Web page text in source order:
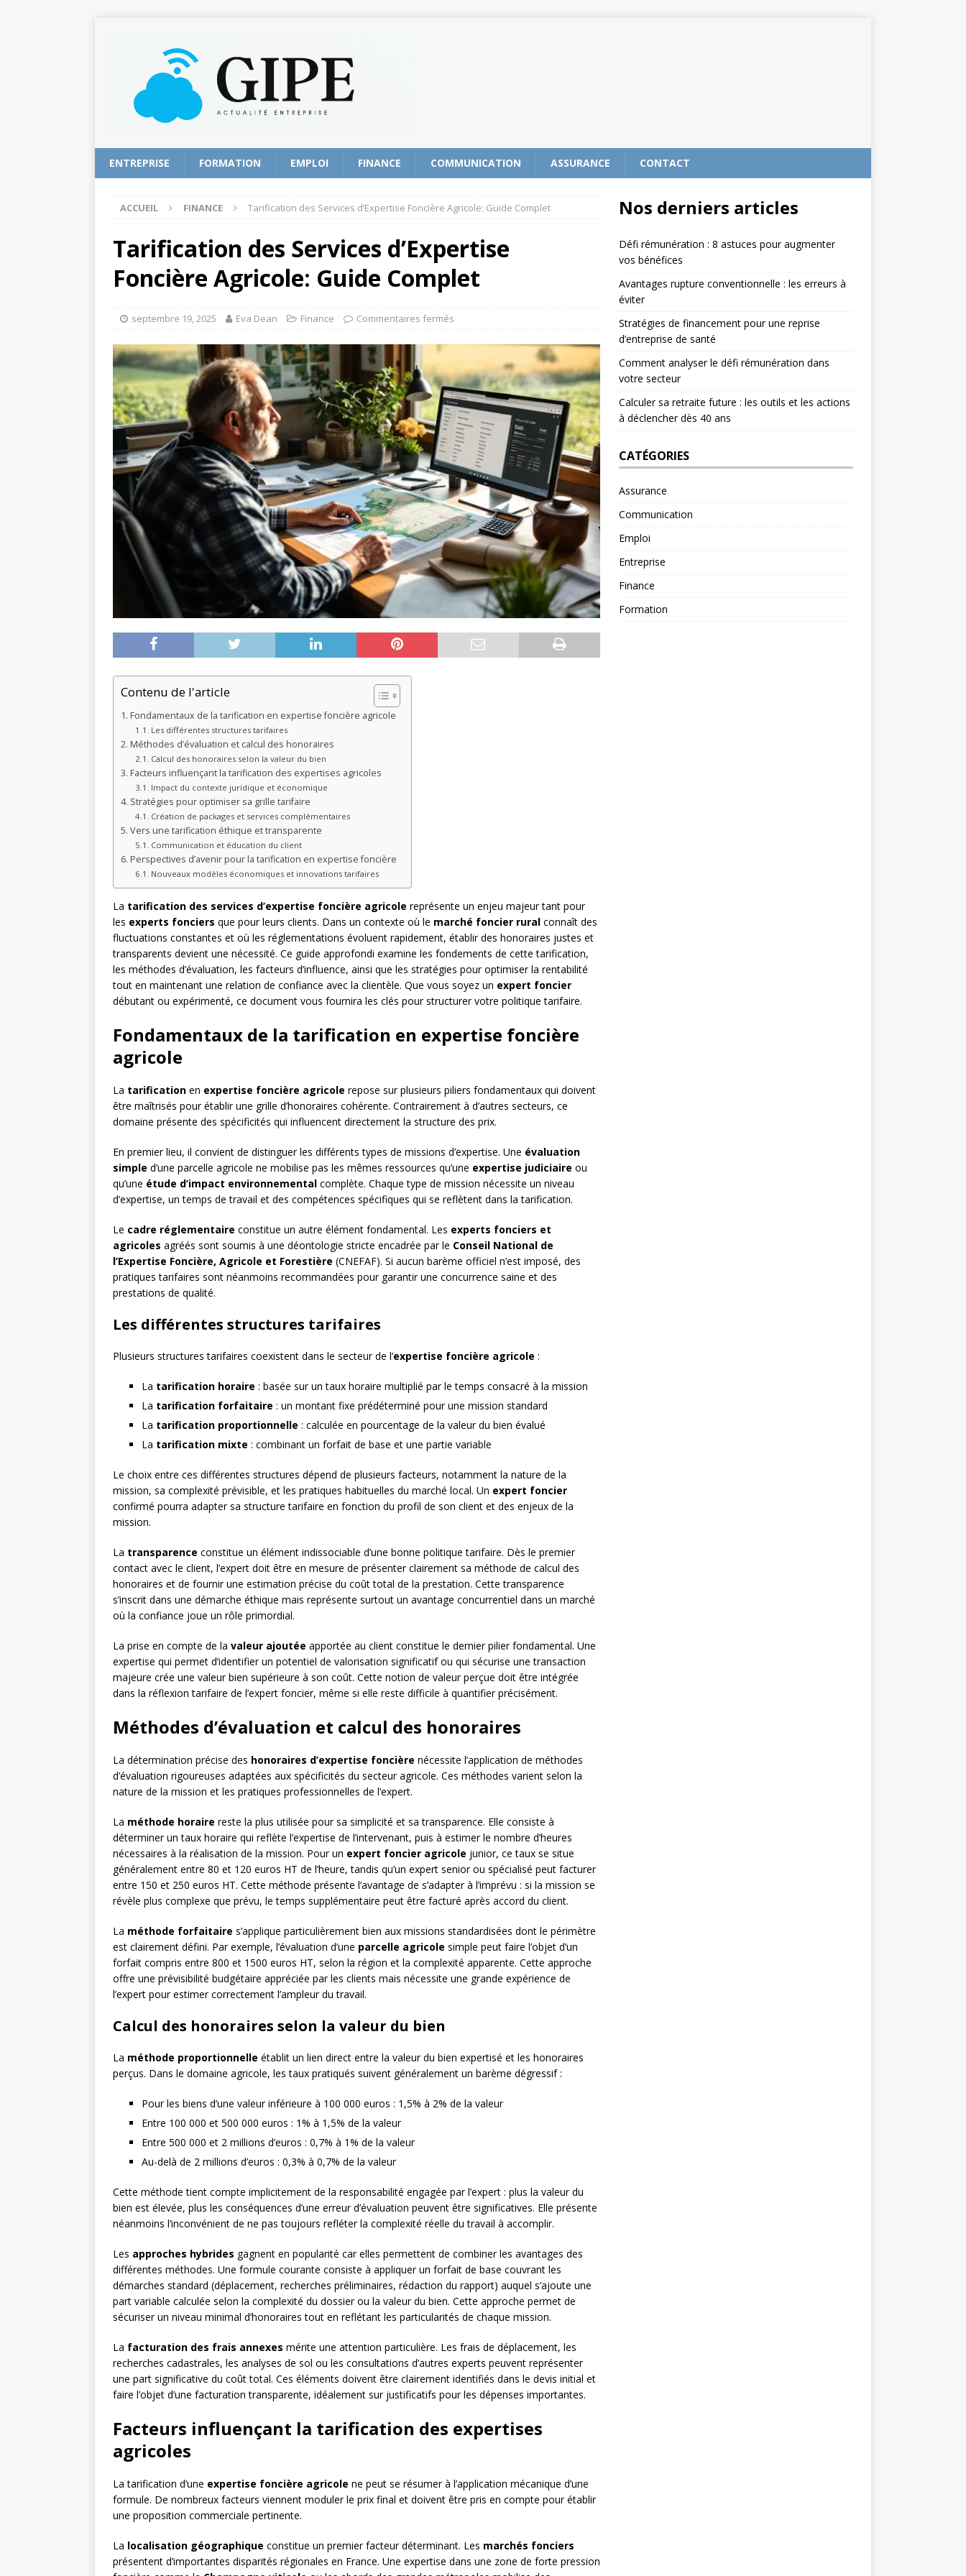
ENTREPRISE FORMATION EMPLOI FINANCE COMMUNICATION ASSURANCE CONTACT
ACCUEIL FINANCE Tarification des Services d’Expertise Foncière Agricole: Guide Complet
Tarification des Services d’Expertise
Foncière Agricole: Guide Complet
septembre 19, 2025 Eva Dean Finance Commentaires fermés
Contenu de l'article
Fondamentaux de la tarification en expertise foncière agricole
Les différentes structures tarifaires
Méthodes d’évaluation et calcul des honoraires
Calcul des honoraires selon la valeur du bien
Facteurs influençant la tarification des expertises agricoles
Impact du contexte juridique et économique
Stratégies pour optimiser sa grille tarifaire
Création de packages et services complémentaires
Vers une tarification éthique et transparente
Communication et éducation du client
Perspectives d’avenir pour la tarification en expertise foncière
Nouveaux modèles économiques et innovations tarifaires
La tarification des services d’expertise foncière agricole représente un enjeu majeur tant pour
les experts fonciers que pour leurs clients. Dans un contexte où le marché foncier rural connaît des
fluctuations constantes et où les réglementations évoluent rapidement, établir des honoraires justes et
transparents devient une nécessité. Ce guide approfondi examine les fondements de cette tarification,
les méthodes d’évaluation, les facteurs d’influence, ainsi que les stratégies pour optimiser la rentabilité
tout en maintenant une relation de confiance avec la clientèle. Que vous soyez un expert foncier
débutant ou expérimenté, ce document vous fournira les clés pour structurer votre politique tarifaire.
Fondamentaux de la tarification en expertise foncière
agricole
La tarification en expertise foncière agricole repose sur plusieurs piliers fondamentaux qui doivent
être maîtrisés pour établir une grille d’honoraires cohérente. Contrairement à d’autres secteurs, ce
domaine présente des spécificités qui influencent directement la structure des prix.
En premier lieu, il convient de distinguer les différents types de missions d’expertise. Une évaluation
simple d’une parcelle agricole ne mobilise pas les mêmes ressources qu’une expertise judiciaire ou
qu’une étude d’impact environnemental complète. Chaque type de mission nécessite un niveau
d’expertise, un temps de travail et des compétences spécifiques qui se reflètent dans la tarification.
Le cadre réglementaire constitue un autre élément fondamental. Les experts fonciers et
agricoles agréés sont soumis à une déontologie stricte encadrée par le Conseil National de
l’Expertise Foncière, Agricole et Forestière (CNEFAF). Si aucun barème officiel n’est imposé, des
pratiques tarifaires sont néanmoins recommandées pour garantir une concurrence saine et des
prestations de qualité.
Les différentes structures tarifaires
Plusieurs structures tarifaires coexistent dans le secteur de l’expertise foncière agricole :
La tarification horaire : basée sur un taux horaire multiplié par le temps consacré à la mission
La tarification forfaitaire : un montant fixe prédéterminé pour une mission standard
La tarification proportionnelle : calculée en pourcentage de la valeur du bien évalué
La tarification mixte : combinant un forfait de base et une partie variable
Le choix entre ces différentes structures dépend de plusieurs facteurs, notamment la nature de la
mission, sa complexité prévisible, et les pratiques habituelles du marché local. Un expert foncier
confirmé pourra adapter sa structure tarifaire en fonction du profil de son client et des enjeux de la
mission.
La transparence constitue un élément indissociable d’une bonne politique tarifaire. Dès le premier
contact avec le client, l’expert doit être en mesure de présenter clairement sa méthode de calcul des
honoraires et de fournir une estimation précise du coût total de la prestation. Cette transparence
s’inscrit dans une démarche éthique mais représente surtout un avantage concurrentiel dans un marché
où la confiance joue un rôle primordial.
La prise en compte de la valeur ajoutée apportée au client constitue le dernier pilier fondamental. Une
expertise qui permet d’identifier un potentiel de valorisation significatif ou qui sécurise une transaction
majeure crée une valeur bien supérieure à son coût. Cette notion de valeur perçue doit être intégrée
dans la réflexion tarifaire de l’expert foncier, même si elle reste difficile à quantifier précisément.
Méthodes d’évaluation et calcul des honoraires
La détermination précise des honoraires d’expertise foncière nécessite l’application de méthodes
d’évaluation rigoureuses adaptées aux spécificités du secteur agricole. Ces méthodes varient selon la
nature de la mission et les pratiques professionnelles de l’expert.
La méthode horaire reste la plus utilisée pour sa simplicité et sa transparence. Elle consiste à
déterminer un taux horaire qui reflète l’expertise de l’intervenant, puis à estimer le nombre d’heures
nécessaires à la réalisation de la mission. Pour un expert foncier agricole junior, ce taux se situe
généralement entre 80 et 120 euros HT de l’heure, tandis qu’un expert senior ou spécialisé peut facturer
entre 150 et 250 euros HT. Cette méthode présente l’avantage de s’adapter à l’imprévu : si la mission se
révèle plus complexe que prévu, le temps supplémentaire peut être facturé après accord du client.
La méthode forfaitaire s’applique particulièrement bien aux missions standardisées dont le périmètre
est clairement défini. Par exemple, l’évaluation d’une parcelle agricole simple peut faire l’objet d’un
forfait compris entre 800 et 1500 euros HT, selon la région et la complexité apparente. Cette approche
offre une prévisibilité budgétaire appréciée par les clients mais nécessite une grande expérience de
l’expert pour estimer correctement l’ampleur du travail.
Calcul des honoraires selon la valeur du bien
La méthode proportionnelle établit un lien direct entre la valeur du bien expertisé et les honoraires
perçus. Dans le domaine agricole, les taux pratiqués suivent généralement un barème dégressif :
Pour les biens d’une valeur inférieure à 100 000 euros : 1,5% à 2% de la valeur
Entre 100 000 et 500 000 euros : 1% à 1,5% de la valeur
Entre 500 000 et 2 millions d’euros : 0,7% à 1% de la valeur
Au-delà de 2 millions d’euros : 0,3% à 0,7% de la valeur
Cette méthode tient compte implicitement de la responsabilité engagée par l’expert : plus la valeur du
bien est élevée, plus les conséquences d’une erreur d’évaluation peuvent être significatives. Elle présente
néanmoins l’inconvénient de ne pas toujours refléter la complexité réelle du travail à accomplir.
Les approches hybrides gagnent en popularité car elles permettent de combiner les avantages des
différentes méthodes. Une formule courante consiste à appliquer un forfait de base couvrant les
démarches standard (déplacement, recherches préliminaires, rédaction du rapport) auquel s’ajoute une
part variable calculée selon la complexité du dossier ou la valeur du bien. Cette approche permet de
sécuriser un niveau minimal d’honoraires tout en reflétant les particularités de chaque mission.
La facturation des frais annexes mérite une attention particulière. Les frais de déplacement, les
recherches cadastrales, les analyses de sol ou les consultations d’autres experts peuvent représenter
une part significative du coût total. Ces éléments doivent être clairement identifiés dans le devis initial et
faire l’objet d’une facturation transparente, idéalement sur justificatifs pour les dépenses importantes.
Facteurs influençant la tarification des expertises
agricoles
La tarification d’une expertise foncière agricole ne peut se résumer à l’application mécanique d’une
formule. De nombreux facteurs viennent moduler le prix final et doivent être pris en compte pour établir
une proposition commerciale pertinente.
La localisation géographique constitue un premier facteur déterminant. Les marchés fonciers
présentent d’importantes disparités régionales en France. Une expertise dans une zone de forte pression
Nos derniers articles
Défi rémunération : 8 astuces pour augmenter
vos bénéfices
Avantages rupture conventionnelle : les erreurs à
éviter
Stratégies de financement pour une reprise
d’entreprise de santé
Comment analyser le défi rémunération dans
votre secteur
Calculer sa retraite future : les outils et les actions
à déclencher dès 40 ans
CATÉGORIES
Assurance
Communication
Emploi
Entreprise
Finance
Formation